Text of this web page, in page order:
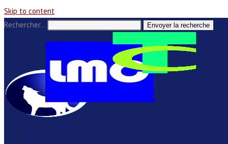
Skip to content
Rechercher…
Envoyer la recherche